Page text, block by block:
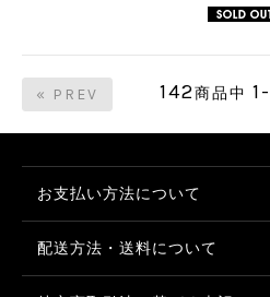
« PREV 142商品中
お支払い方法について
配送方法・送料について